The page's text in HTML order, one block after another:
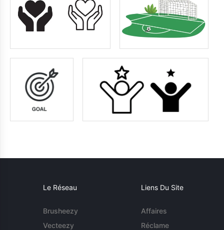
Le Réseau
Brusheezy
Vecteezy
Liens Du Site
Affaires
Réclame